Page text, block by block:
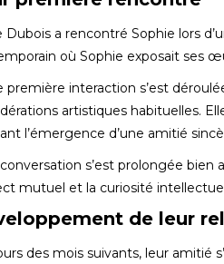
Dubois a rencontré Sophie lors
où Sophie exposait ses
première interaction s’est
artistiques habituelles.
l’émergence d’une amitié
s’est prolongée
mutuel et la curiosité
de leur
des mois suivants, leur amitié